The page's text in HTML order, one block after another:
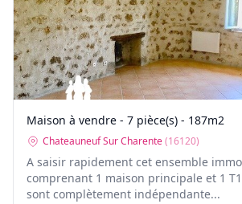
Maison à vendre - 7 pièce(s) - 187m2
Chateauneuf Sur Charente(16120)
A saisir rapidement cet ensemble
comprenant 1 maison principale et 1
sont complètement indépendante...